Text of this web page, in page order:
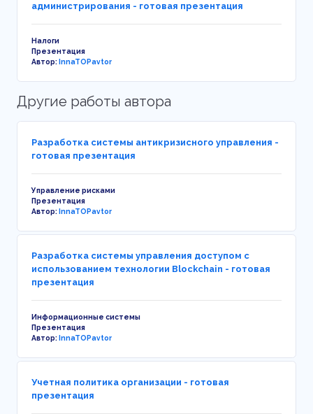
администрирования - готовая презентация
Налоги
Презентация
Автор:InnaTOPavtor
Другие работы автора
Разработка системы антикризисного управления -
готовая презентация
Управление рисками
Презентация
Автор:InnaTOPavtor
Разработка системы управления доступом с
использованием технологии Blockchain - готовая
презентация
Информационные системы
Презентация
Автор:InnaTOPavtor
Учетная политика организации - готовая
презентация